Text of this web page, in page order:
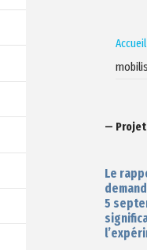
Accueil
— Projet
Le
5